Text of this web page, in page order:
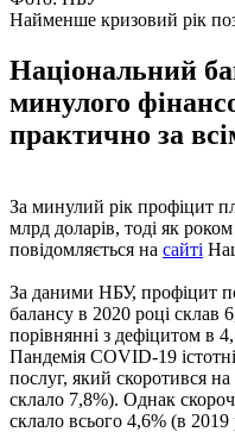
Найменше кризовий рік
Національний
минулого
практично за
За минулий рік профіцит
млрд доларів, тоді як
повідомляється на сайті
За даними НБУ, профіцит
балансу в 2020 році склав
порівнянні з дефіцитом в
Пандемія COVID-19
послуг, який скоротився
склало 7,8%). Однак
склало всього 4,6% (в